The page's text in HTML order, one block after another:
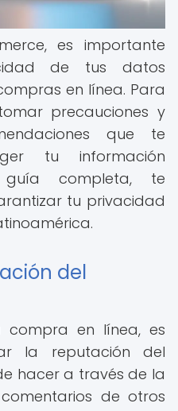
es importante
de tus datos
en línea. Para
precauciones y
que te
tu información
completa, te
tu privacidad
del
compra en línea, es
la reputación del
hacer a través de la
de otros